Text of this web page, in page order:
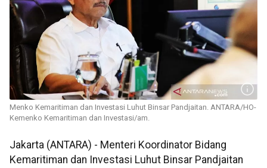
Menko Kemaritiman dan Investasi Luhut Binsar Pandjaitan. ANTARA/HO-
Kemenko Kemaritiman dan Investasi/am.
Jakarta (ANTARA) - Menteri Koordinator Bidang
Kemaritiman dan Investasi Luhut Binsar Pandjaitan